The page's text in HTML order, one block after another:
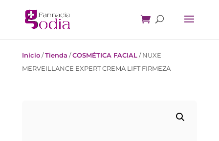
Inicio/Tienda /COSMÉTICA FACIAL/NUXE
MERVEILLANCE EXPERT CREMA LIFT FIRMEZA